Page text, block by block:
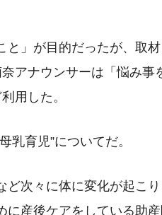
と」が目的だったが、取
アナウンサーは「悩み事
用した。
乳育児”についてだ。
ど次々に体に変化が起こ
に産後ケアをしている助